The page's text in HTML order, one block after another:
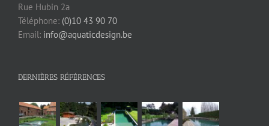
Rue Hubin 2a
Téléphone: (0)10 43 90 70
Email: info@aquaticdesign.be
DERNIÈRES RÉFÉRENCES